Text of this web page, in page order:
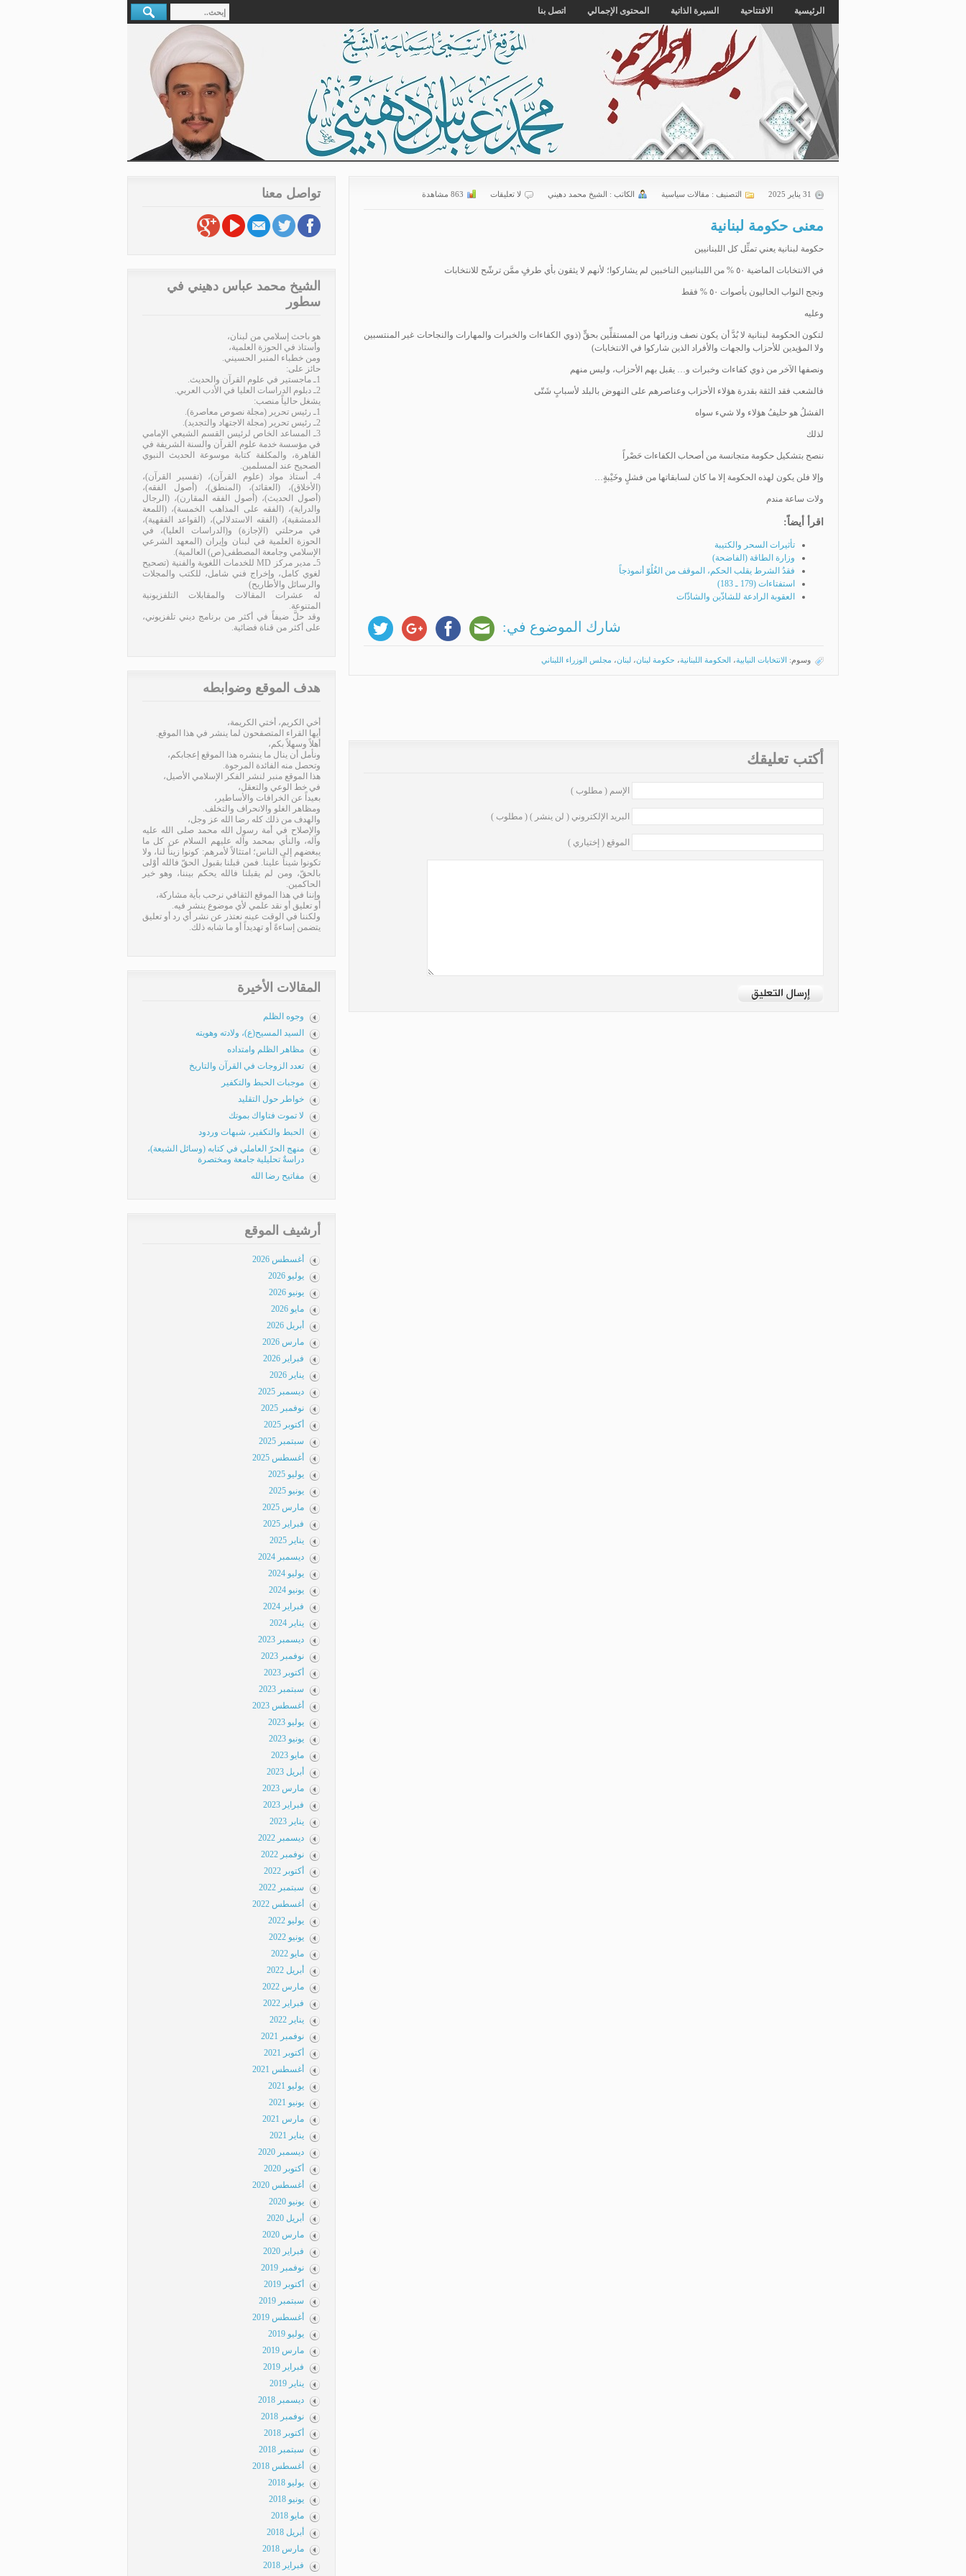
الرئيسية الافتتاحية السيرة الذاتية المحتوى الإجمالي اتصل بنا
31 يناير 2025 التصنيف : مقالات سياسية الكاتب : الشیخ محمد دهیني لا تعليقات 863 مشاهدة
معنى حكومة لبنانية
حكومة لبنانية يعني تمثِّل كل اللبنانيين
في الانتخابات الماضية ٥٠ % من اللبنانيين الناخبين لم يشاركوا؛ لأنهم لا يثقون بأي طرفٍ ممَّن ترشّح للانتخابات
ونجح النواب الحاليون بأصوات ٥٠ % فقط
وعليه
لتكون الحكومة لبنانية لا بُدَّ أن يكون نصف وزرائها من المستقلِّين بحقٍّ (ذوي الكفاءات والخبرات والمهارات والنجاحات غير المنتسبين
ولا المؤيدين للأحزاب والجهات والأفراد الذين شاركوا في الانتخابات)
ونصفها الآخر من ذوي كفاءات وخبرات و… يقبل بهم الأحزاب، وليس منهم
فالشعب فقد الثقة بقدرة هؤلاء الأحزاب وعناصرهم على النهوض بالبلد لأسبابٍ شَتّى
الفشلُ هو حليفُ هؤلاء ولا شيء سواه
لذلك
ننصح بتشكيل حكومة متجانسة من أصحاب الكفاءات حَصْراً
وإلا فلن يكون لهذه الحكومة إلا ما كان لسابقاتها من فشلٍ وخَيْبةٍ…
ولات ساعة مندم
اقرأ أيضاً:
تأثيرات السحر والكتيبة
وزارة الطاقة (الفاضحة)
فقدُ الشرط يقلب الحكم، الموقف من الغُلُوّ أنموذجاً
استفتاءات (179 ـ 183)
العقوبة الرادعة للشاذّين والشاذّات
شارك الموضوع في:
وسوم: الانتخابات النيابية، الحكومة اللبنانية، حكومة لبنان، لبنان، مجلس الوزراء اللبناني
أكتب تعليقك
الإسم ( مطلوب )
البريد الإلكتروني ( لن ينشر ) ( مطلوب )
الموقع ( إختياري )
تواصل معنا
الشيخ محمد عباس دهيني في
سطور
هو باحث إسلامي من لبنان،
وأستاذ في الحوزة العلمية،
ومن خطباء المنبر الحسيني.
حائز على:
1ـ ماجستير في علوم القرآن والحديث.
2ـ دبلوم الدراسات العليا في الأدب العربي.
يشغل حالياً منصب:
1ـ رئيس تحرير (مجلة نصوص معاصرة).
2ـ رئيس تحرير (مجلة الاجتهاد والتجديد).
3ـ المساعد الخاص لرئيس القسم الشيعي الإمامي
في مؤسسة خدمة علوم القرآن والسنة الشريفة في
القاهرة، والمكلفة كتابة موسوعة الحديث النبوي
الصحيح عند المسلمين.
4ـ أستاذ مواد (علوم القرآن)، (تفسير القرآن)،
(الأخلاق)، (العقائد)، (المنطق)، (أصول الفقه)،
(أصول الحديث)، (أصول الفقه المقارن)، (الرجال
والدراية)، (الفقه على المذاهب الخمسة)، (اللمعة
الدمشقية)، (الفقه الاستدلالي)، (القواعد الفقهية)،
في مرحلتي (الإجازة) و(الدراسات العليا)، في
الحوزة العلمية في لبنان وإيران (المعهد الشرعي
الإسلامي وجامعة المصطفى(ص) العالمية).
5ـ مدير مركز MD للخدمات اللغوية والفنية (تصحيح
لغوي كامل، وإخراج فني شامل، للكتب والمجلات
والرسائل والأطاريح)
له عشرات المقالات والمقابلات التلفزيونية
المتنوعة.
وقد حلَّ ضيفاً في أكثر من برنامج ديني تلفزيوني،
على أكثر من قناة فضائية.
هدف الموقع وضوابطه
أخي الكريم، أختي الكريمة،
أيها القراء المتصفحون لما ينشر في هذا الموقع.
أهلاً وسهلاً بكم،
ونأمل أن ينال ما ينشره هذا الموقع إعجابكم،
وتحصل منه الفائدة المرجوة.
هذا الموقع منبر لنشر الفكر الإسلامي الأصيل،
في خط الوعي والتعقل،
بعيداً عن الخرافات والأساطير،
ومظاهر الغلو والانحراف والتخلف.
والهدف من ذلك كله رضا الله عز وجل،
والإصلاح في أمة رسول الله محمد صلى الله عليه
وآله، والنأي بمحمد وآله عليهم السلام عن كل ما
يبغضهم إلى الناس؛ امتثالاً لأمرهم: كونوا زيناً لنا، ولا
تكونوا شيناً علينا. فمن قبلنا بقبول الحقّ فالله أوْلى
بالحقّ، ومن لم يقبلنا فالله يحكم بيننا، وهو خير
الحاكمين.
وإننا في هذا الموقع الثقافي نرحب بأية مشاركة،
أو تعليق أو نقد علمي لأي موضوع ينشر فيه.
ولكننا في الوقت عينه نعتذر عن نشر أي رد أو تعليق
يتضمن إساءةً أو تهديداً أو ما شابه ذلك.
المقالات الأخيرة
وجوه الظلم
السيد المسيح(ع)، ولادته وهويته
مظاهر الظلم وامتداده
تعدد الزوجات في القرآن والتاريخ
موجبات الحبط والتكفير
خواطر حول التقليد
لا تموت فتاواك بموتك
الحبط والتكفير، شبهات وردود
منهج الحرّ العاملي في كتابه (وسائل الشيعة)،
دراسةٌ تحليلية جامعة ومختصرة
مفاتيح رضا الله
أرشيف الموقع
أغسطس 2026
يوليو 2026
يونيو 2026
مايو 2026
أبريل 2026
مارس 2026
فبراير 2026
يناير 2026
ديسمبر 2025
نوفمبر 2025
أكتوبر 2025
سبتمبر 2025
أغسطس 2025
يوليو 2025
يونيو 2025
مارس 2025
فبراير 2025
يناير 2025
ديسمبر 2024
يوليو 2024
يونيو 2024
فبراير 2024
يناير 2024
ديسمبر 2023
نوفمبر 2023
أكتوبر 2023
سبتمبر 2023
أغسطس 2023
يوليو 2023
يونيو 2023
مايو 2023
أبريل 2023
مارس 2023
فبراير 2023
يناير 2023
ديسمبر 2022
نوفمبر 2022
أكتوبر 2022
سبتمبر 2022
أغسطس 2022
يوليو 2022
يونيو 2022
مايو 2022
أبريل 2022
مارس 2022
فبراير 2022
يناير 2022
نوفمبر 2021
أكتوبر 2021
أغسطس 2021
يوليو 2021
يونيو 2021
مارس 2021
يناير 2021
ديسمبر 2020
أكتوبر 2020
أغسطس 2020
يونيو 2020
أبريل 2020
مارس 2020
فبراير 2020
نوفمبر 2019
أكتوبر 2019
سبتمبر 2019
أغسطس 2019
يوليو 2019
مارس 2019
فبراير 2019
يناير 2019
ديسمبر 2018
نوفمبر 2018
أكتوبر 2018
سبتمبر 2018
أغسطس 2018
يوليو 2018
يونيو 2018
مايو 2018
أبريل 2018
مارس 2018
فبراير 2018